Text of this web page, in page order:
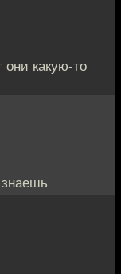
какую-то